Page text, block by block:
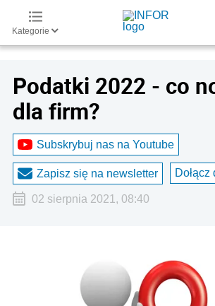
Kategorie
Podatki 2022 - co
dla firm?
Subskrybuj nas na Youtube
Zapisz się na newsletter
02 sierpnia 2021, 08:40